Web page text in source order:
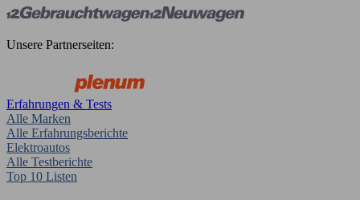
Unsere Partnerseiten:
Erfahrungen & Tests
Alle Marken
Alle Erfahrungsberichte
Elektroautos
Alle Testberichte
Top 10 Listen